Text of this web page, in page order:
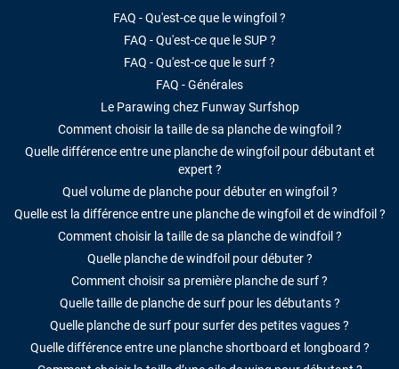
FAQ - Qu'est-ce que le wingfoil ?
FAQ - Qu'est-ce que le SUP ?
FAQ - Qu'est-ce que le surf ?
FAQ - Générales
Le Parawing chez Funway Surfshop
Comment choisir la taille de sa planche de wingfoil ?
Quelle différence entre une planche de wingfoil pour débutant et
expert ?
Quel volume de planche pour débuter en wingfoil ?
Quelle est la différence entre une planche de wingfoil et de windfoil ?
Comment choisir la taille de sa planche de windfoil ?
Quelle planche de windfoil pour débuter ?
Comment choisir sa première planche de surf ?
Quelle taille de planche de surf pour les débutants ?
Quelle planche de surf pour surfer des petites vagues ?
Quelle différence entre une planche shortboard et longboard ?